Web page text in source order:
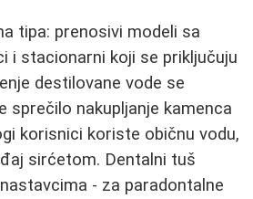
tipa: prenosivi modeli sa
i stacionarni koji se priključuju
destilovane vode se
sprečilo nakupljanje kamenca
korisnici koriste običnu vodu,
sirćetom. Dentalni tuš
- za paradontalne